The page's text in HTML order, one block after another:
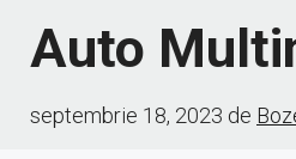
Auto
septembrie 18, 2023 de